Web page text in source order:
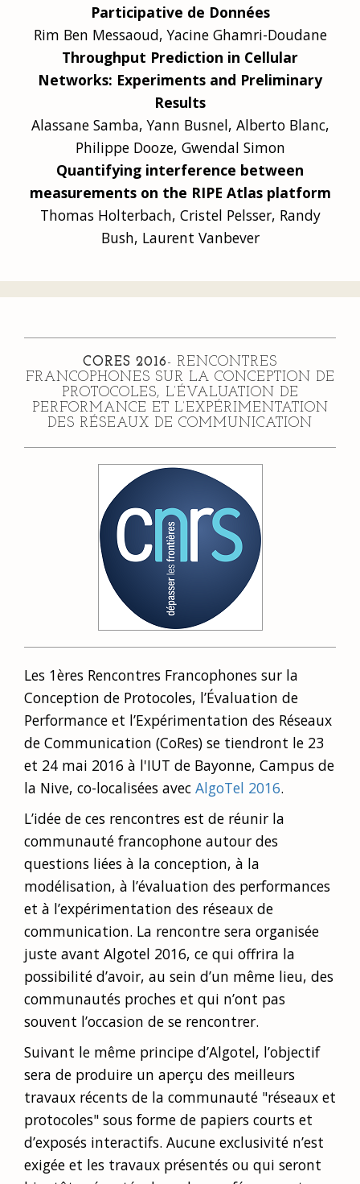
Participative de Données
Rim Ben Messaoud, Yacine Ghamri-Doudane
Throughput Prediction in Cellular
Networks: Experiments and Preliminary
Results
Alassane Samba, Yann Busnel, Alberto Blanc,
Philippe Dooze, Gwendal Simon
Quantifying interference between
measurements on the RIPE Atlas platform
Thomas Holterbach, Cristel Pelsser, Randy
Bush, Laurent Vanbever
CORES 2016- RENCONTRES
FRANCOPHONES SUR LA CONCEPTION DE
PROTOCOLES, L’ÉVALUATION DE
PERFORMANCE ET L’EXPÉRIMENTATION
DES RÉSEAUX DE COMMUNICATION
Les 1ères Rencontres Francophones sur la
Conception de Protocoles, l’Évaluation de
Performance et l’Expérimentation des Réseaux
de Communication (CoRes) se tiendront le 23
et 24 mai 2016 à l'IUT de Bayonne, Campus de
la Nive, co-localisées avec AlgoTel 2016.
L’idée de ces rencontres est de réunir la
communauté francophone autour des
questions liées à la conception, à la
modélisation, à l’évaluation des performances
et à l’expérimentation des réseaux de
communication. La rencontre sera organisée
juste avant Algotel 2016, ce qui offrira la
possibilité d’avoir, au sein d’un même lieu, des
communautés proches et qui n’ont pas
souvent l’occasion de se rencontrer.
Suivant le même principe d’Algotel, l’objectif
sera de produire un aperçu des meilleurs
travaux récents de la communauté "réseaux et
protocoles" sous forme de papiers courts et
d’exposés interactifs. Aucune exclusivité n’est
exigée et les travaux présentés ou qui seront